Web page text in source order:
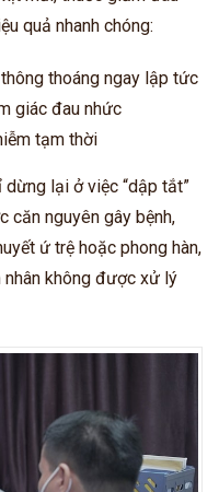
quả nhanh chóng:
thoáng ngay lập tức
giác đau nhức
tạm thời
dừng lại ở việc “dập tắt”
căn nguyên gây bệnh,
ứ trệ hoặc phong hàn,
nhân không được xử lý